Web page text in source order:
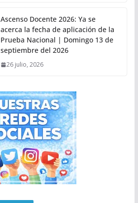
Ascenso Docente 2026: Ya se
acerca la fecha de aplicación de la
Prueba Nacional | Domingo 13 de
septiembre del 2026
26 julio, 2026